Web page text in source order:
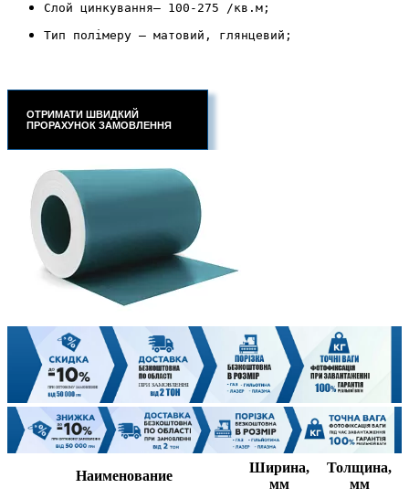
Слой цинкування– 100-275 /кв.м;
Тип полімеру – матовий, глянцевий;
ОТРИМАТИ ШВИДКИЙ
ПРОРАХУНОК ЗАМОВЛЕННЯ
Наименование
Ширина,
мм
Толщина,
мм